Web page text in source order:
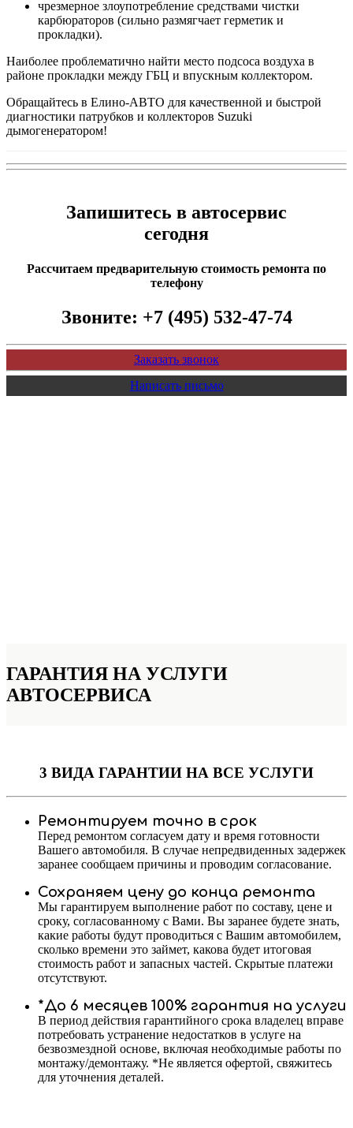
чрезмерное злоупотребление средствами чистки
карбюраторов (сильно размягчает герметик и
прокладки).
Наиболее проблематично найти место подсоса воздуха в
районе прокладки между ГБЦ и впускным коллектором.
Обращайтесь в Елино-АВТО для качественной и быстрой
диагностики патрубков и коллекторов Suzuki
дымогенератором!
Запишитесь в автосервис
сегодня
Рассчитаем предварительную стоимость ремонта по
телефону
Звоните: +7 (495) 532-47-74
Заказать звонок
Написать письмо
ГАРАНТИЯ НА УСЛУГИ
АВТОСЕРВИСА
3 ВИДА ГАРАНТИИ НА ВСЕ УСЛУГИ
Ремонтируем точно в срок
Перед ремонтом согласуем дату и время готовности
Вашего автомобиля. В случае непредвиденных задержек
заранее сообщаем причины и проводим согласование.
Сохраняем цену до конца ремонта
Мы гарантируем выполнение работ по составу, цене и
сроку, согласованному с Вами. Вы заранее будете знать,
какие работы будут проводиться с Вашим автомобилем,
сколько времени это займет, какова будет итоговая
стоимость работ и запасных частей. Скрытые платежи
отсутствуют.
*До 6 месяцев 100% гарантия на услуги
В период действия гарантийного срока владелец вправе
потребовать устранение недостатков в услуге на
безвозмездной основе, включая необходимые работы по
монтажу/демонтажу. *Не является офертой, свяжитесь
для уточнения деталей.